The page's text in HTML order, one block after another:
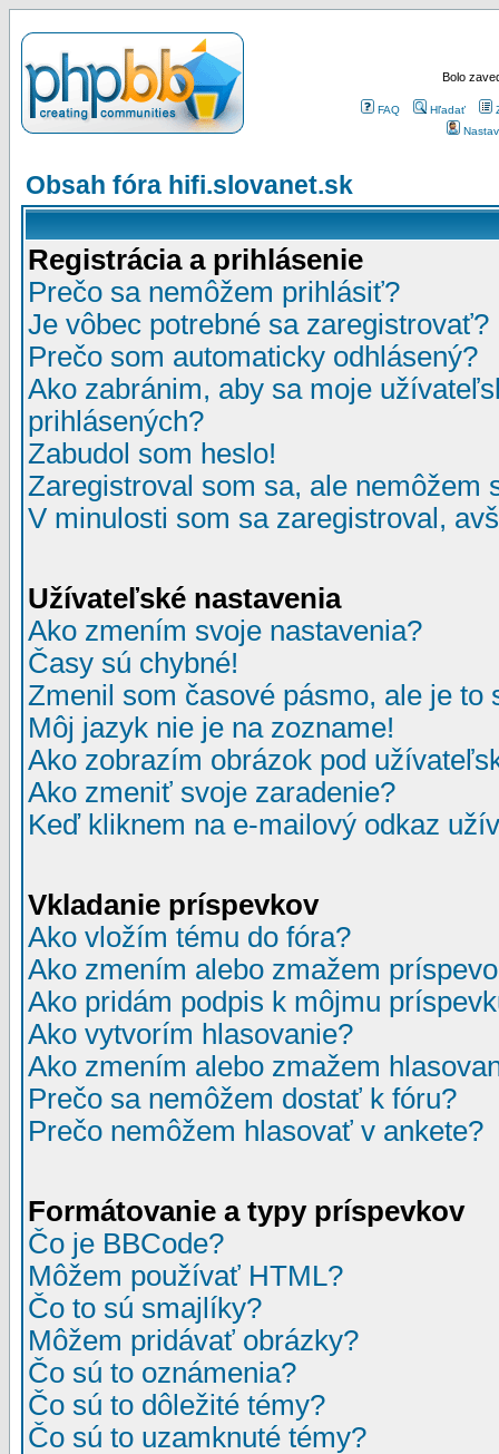
Bolo
FAQ Hľadať
Obsah fóra hifi.slovanet.sk
Registrácia a prihlásenie
Prečo sa nemôžem prihlásiť?
Je vôbec potrebné sa zaregistrovať?
Prečo som automaticky odhlásený?
Ako zabránim, aby sa moje
prihlásených?
Zabudol som heslo!
Zaregistroval som sa, ale nemôžem
V minulosti som sa zaregistroval,
Užívateľské nastavenia
Ako zmením svoje nastavenia?
Časy sú chybné!
Zmenil som časové pásmo, ale je to
Môj jazyk nie je na zozname!
Ako zobrazím obrázok pod
Ako zmeniť svoje zaradenie?
Keď kliknem na e-mailový odkaz
Vkladanie príspevkov
Ako vložím tému do fóra?
Ako zmením alebo zmažem
Ako pridám podpis k môjmu
Ako vytvorím hlasovanie?
Ako zmením alebo zmažem
Prečo sa nemôžem dostať k fóru?
Prečo nemôžem hlasovať v ankete?
Formátovanie a typy príspevkov
Čo je BBCode?
Môžem používať HTML?
Čo to sú smajlíky?
Môžem pridávať obrázky?
Čo sú to oznámenia?
Čo sú to dôležité témy?
Čo sú to uzamknuté témy?